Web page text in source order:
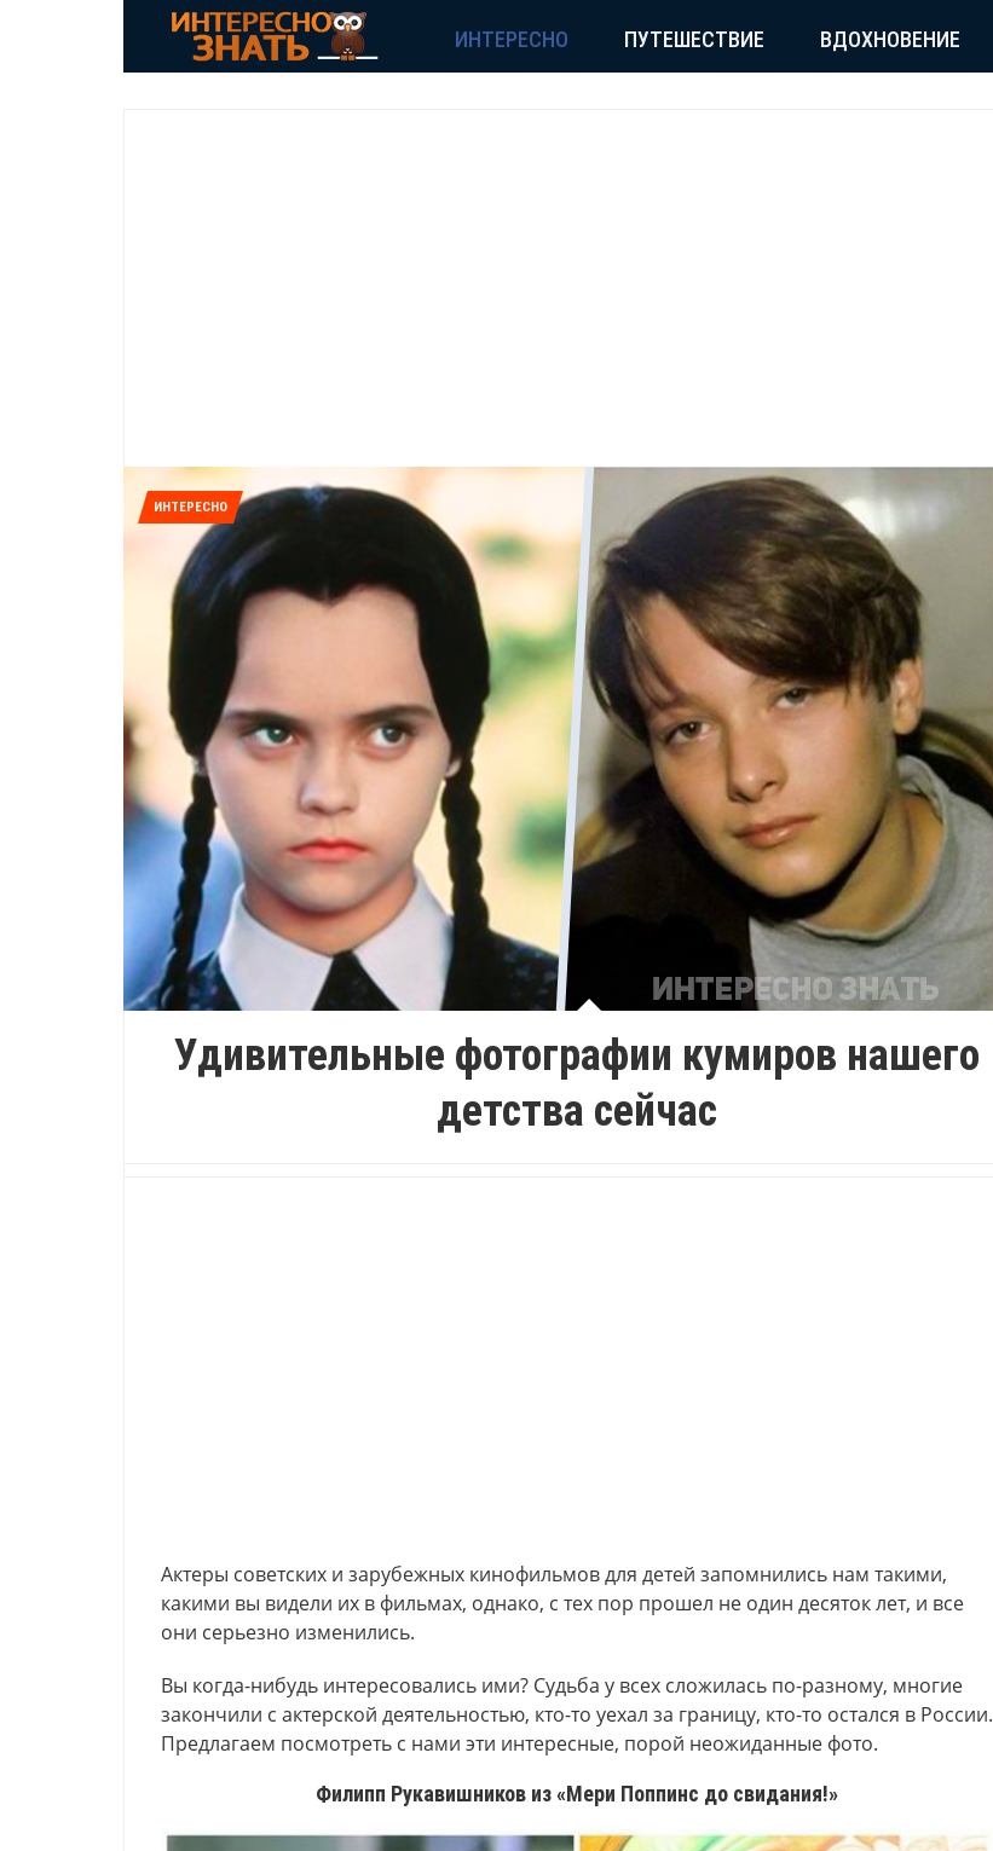
ИНТЕРЕСНО ПУТЕШЕСТВИЕ ВДОХНОВЕНИЕ
ИНТЕРЕСНО
Удивительные фотографии кумиров нашего
детства сейчас
Актеры советских и зарубежных кинофильмов для детей запомнились нам такими,
какими вы видели их в фильмах, однако, с тех пор прошел не один десяток лет, и все
они серьезно изменились.
Вы когда-нибудь интересовались ими? Судьба у всех сложилась по-разному, многие
закончили с актерской деятельностью, кто-то уехал за границу, кто-то остался в России.
Предлагаем посмотреть с нами эти интересные, порой неожиданные фото.
Филипп Рукавишников из «Мери Поппинс до свидания!»